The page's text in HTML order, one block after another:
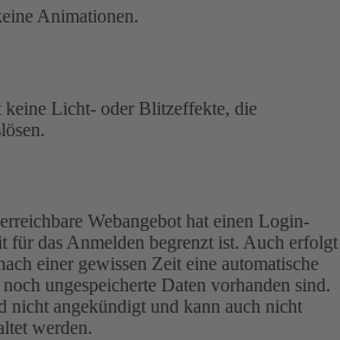
Animationen.
keine Licht- oder Blitzeffekte, die
Webangebot hat einen Login-
für das Anmelden begrenzt ist. Auch erfolgt
einer gewissen Zeit eine automatische
ungespeicherte Daten vorhanden sind.
nicht angekündigt und kann auch nicht
werden.